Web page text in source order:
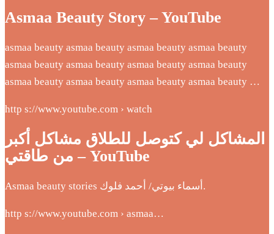
Asmaa Beauty Story – YouTube
asmaa beauty asmaa beauty asmaa beauty asmaa beauty
asmaa beauty asmaa beauty asmaa beauty asmaa beauty
asmaa beauty asmaa beauty asmaa beauty asmaa beauty …
http s://www.youtube.com › watch
المشاكل لي كتوصل للطلاق مشاكل أكبر
من طاقتي – YouTube
Asmaa beauty stories أسماء بيوتي/ أحمد فلوك.
http s://www.youtube.com › asmaa…